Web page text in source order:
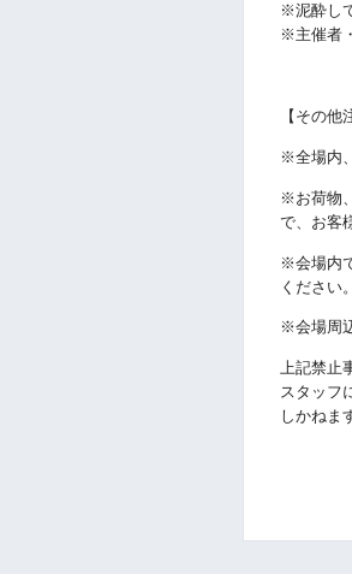
※泥酔し
※主催者
【その他
※全場内
※ お荷物
で、お客
※会場内
ください。
※会場周
上記禁止
スタッフ
しかねま